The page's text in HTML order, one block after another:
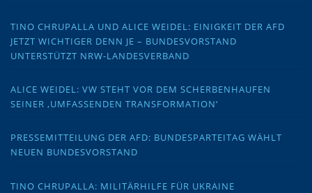
TINO CHRUPALLA UND ALICE WEIDEL: EINIGKEIT DER AFD
JETZT WICHTIGER DENN JE – BUNDESVORSTAND
UNTERSTÜTZT NRW-LANDESVERBAND
ALICE WEIDEL: VW STEHT VOR DEM SCHERBENHAUFEN
SEINER ‚UMFASSENDEN TRANSFORMATION‘
PRESSEMITTEILUNG DER AFD: BUNDESPARTEITAG WÄHLT
NEUEN BUNDESVORSTAND
TINO CHRUPALLA: MILITÄRHILFE FÜR UKRAINE